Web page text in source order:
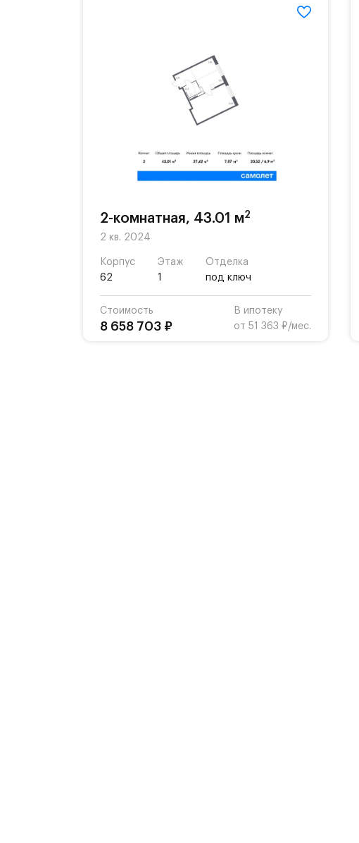
Территория квартала приватная, въезд
2-комнатная, 43.01 м2
2 кв. 2024
Корпус
62
Этаж
1
Отделка
под ключ
Стоимость
8 658 703 ₽
В ипотеку
от 51 363 ₽/мес.